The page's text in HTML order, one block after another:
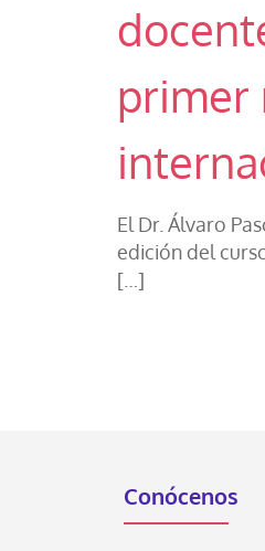
primer
El Dr. Álvaro
edición del
[…]
Conócenos